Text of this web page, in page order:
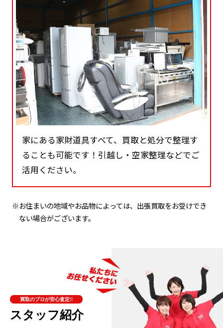
家にある家財道具すべて、買取と処分で整理す
ることも可能です！引越し・空家整理などでご
活用ください。
※お住まいの地域やお品物によっては、出張買取をお受けでき
ない場合がございます。
買取のプロが安心査定!!
スタッフ紹介